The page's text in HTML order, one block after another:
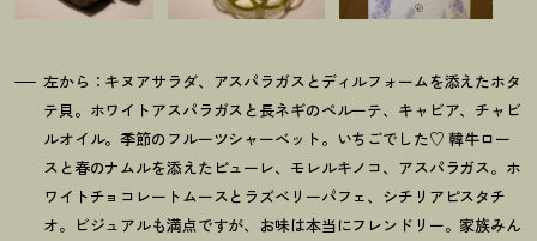
左から：キヌアサラダ、アスパラガスとディルフォームを添えたホタ
テ貝。ホワイトアスパラガスと長ネギのペルーテ、キャビア、チャビ
ルオイル。季節のフルーツシャーベット。いちごでした♡ 韓牛ロー
スと春のナムルを添えたピューレ、モレルキノコ、アスパラガス。ホ
ワイトチョコレートムースとラズベリーパフェ、シチリアピスタチ
オ。ビジュアルも満点ですが、お味は本当にフレンドリー。家族みん